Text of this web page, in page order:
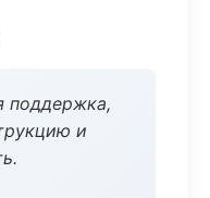
поддержка,
и